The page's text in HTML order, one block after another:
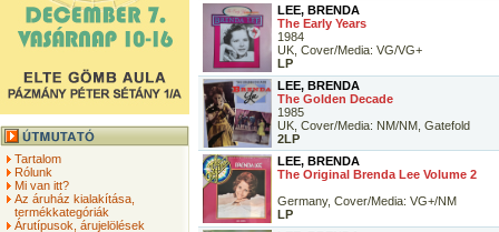
Tartalom
Rólunk
Mi van itt?
Az áruház kialakítása,
termékkategóriák
Árutípusok, árujelölések
LEE, BRENDA
The Early Years
1984
UK, Cover/Media: VG/VG+
LP
LEE, BRENDA
The Golden Decade
1985
UK, Cover/Media: NM/NM, Gatefold
2LP
LEE, BRENDA
The Original Brenda Lee Volume 2
Germany, Cover/Media: VG+/NM
LP